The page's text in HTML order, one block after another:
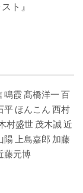
ト』
鳴霞 髙橋洋一 百
平 ほんこん 西村
村盛世 茂木誠近
陽上島嘉郎 加藤
藤元博